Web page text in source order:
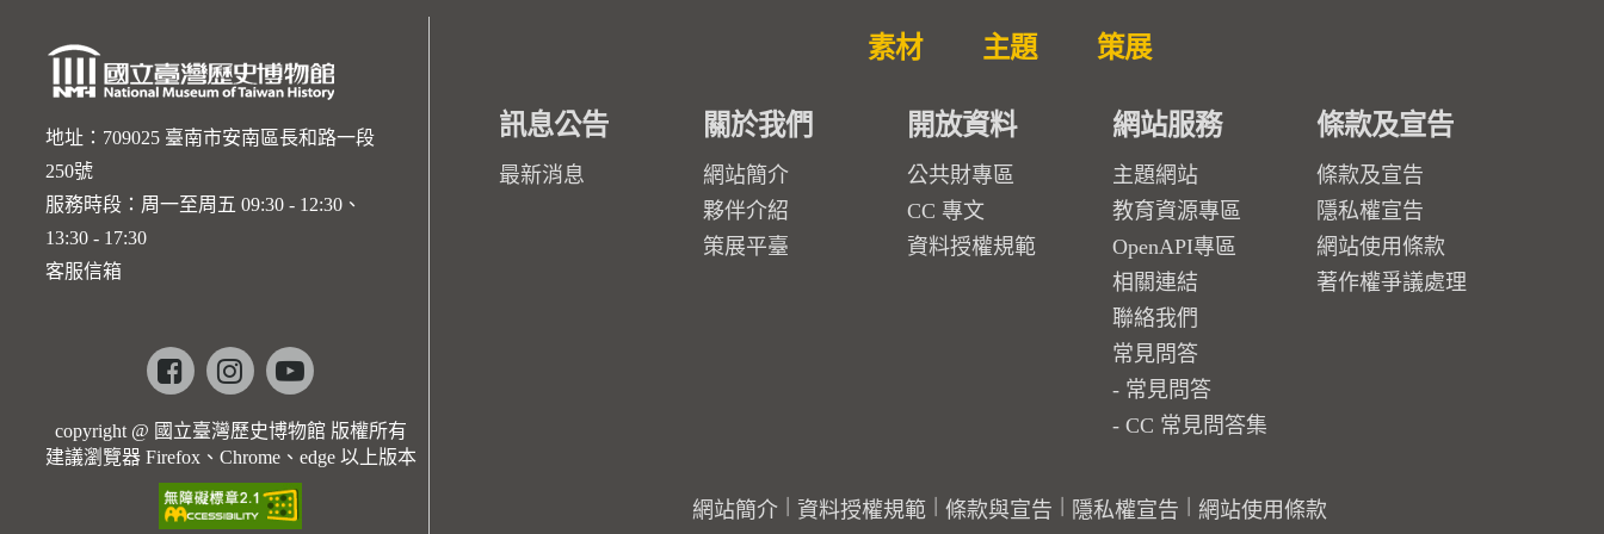
地址：709025 臺南市安南區長和路一段
250號
服務時段：周一至周五 09:30 - 12:30、
13:30 - 17:30
客服信箱
Facebookinstagramyoutube
copyright @ 國立臺灣歷史博物館 版權所有
建議瀏覽器 Firefox、Chrome、edge 以上版本
素材 主題 策展
訊息公告
最新消息
關於我們
網站簡介
夥伴介紹
策展平臺
開放資料
公共財專區
CC 專文
資料授權規範
網站服務
主題網站
教育資源專區
OpenAPI專區
相關連結
聯絡我們
常見問答
常見問答
CC 常見問答集
條款及宣告
條款及宣告
隱私權宣告
網站使用條款
著作權爭議處理
網站簡介 資料授權規範 條款與宣告 隱私權宣告 網站使用條款